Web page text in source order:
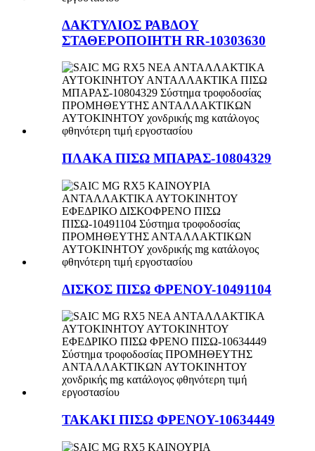
ΔΑΚΤΥΛΙΟΣ ΡΑΒΔΟΥ
ΣΤΑΘΕΡΟΠΟΙΗΤΗ RR-10303630
ΠΛΑΚΑ ΠΙΣΩ ΜΠΑΡΑΣ-10804329
ΔΙΣΚΟΣ ΠΙΣΩ ΦΡΕΝΟΥ-10491104
ΤΑΚΑΚΙ ΠΙΣΩ ΦΡΕΝΟΥ-10634449